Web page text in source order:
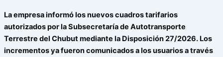
La empresa informó los nuevos cuadros tarifarios
autorizados por la Subsecretaría de Autotransporte
Terrestre del Chubut mediante la Disposición 27/2026. Los
incrementos ya fueron comunicados a los usuarios a través